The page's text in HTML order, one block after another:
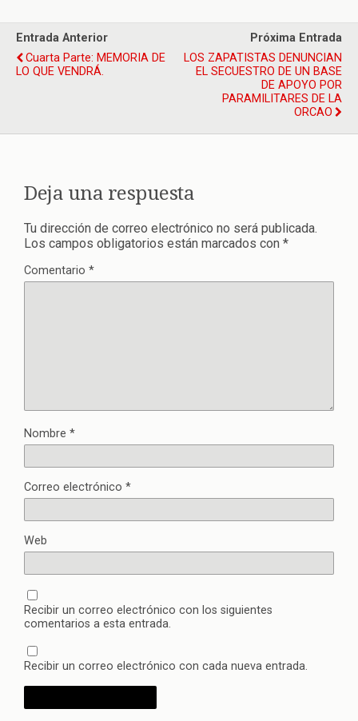
Entrada Anterior
Cuarta Parte: MEMORIA DE
LO QUE VENDRÁ.
Próxima Entrada
LOS ZAPATISTAS DENUNCIAN
EL SECUESTRO DE UN BASE
DE APOYO POR
PARAMILITARES DE LA
ORCAO
Deja una respuesta
Tu dirección de correo electrónico no será publicada.
Los campos obligatorios están marcados con *
Comentario *
Nombre *
Correo electrónico *
Web
Recibir un correo electrónico con los siguientes
comentarios a esta entrada.
Recibir un correo electrónico con cada nueva entrada.